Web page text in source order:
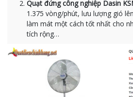
Quạt đứng công nghiệp Dasin
1.375 vòng/phút, lưu lượng gió
làm mát một cách tốt nhất cho
tích rộng…